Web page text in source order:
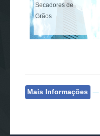
Secadores de
Grãos
Mais Informações